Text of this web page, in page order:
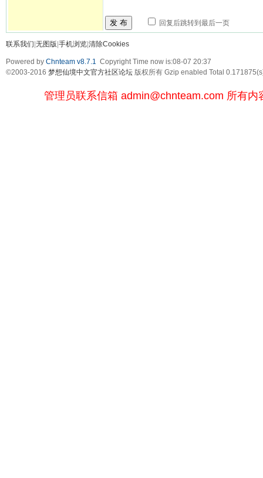
发 布 回复后跳转到最后一页
联系我们 无图版 手机浏览 清除Cookies
Powered by Chnteam v8.7.1 Copyright Time now is:08-07 20:37
©2003-2016 梦想仙境中文官方社区论坛 版权所有 Gzip enabled Total
管理员联系信箱 admin@chnteam.com 所有内